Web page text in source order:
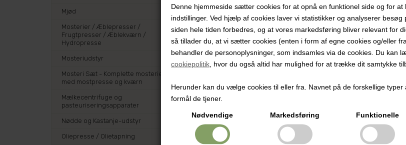
Denne hjemmeside sætter cookies for at opnå en funktionel side og for at
indstillinger. Ved hjælp af cookies laver vi statistikker og analyserer besøg
siden hele tiden forbedres, og at vores markedsføring bliver relevant for
så tillader du, at vi sætter cookies (enten i form af egne cookies og/eller
behandler de personoplysninger, som indsamles via de cookies. Du kan
cookiepolitik , hvor du også altid har mulighed for at trække dit samtykke
Herunder kan du vælge cookies til eller fra. Navnet på de forskellige
formål de tjener.
Nødvendige Markedsføring Funktionelle
Mjød
Mosterier / Æblepresser /
Frugtpresser / Æblekværn /
Hydropresse
Mosteriudstyr
Mosteri Sæt - Komplette mosterier
med mostpresse og kværn
Mælkecentrifuge og
pasteuriseringsapparater
Nødde og Kastanje-udstyr
Oliepresse / Olietapning